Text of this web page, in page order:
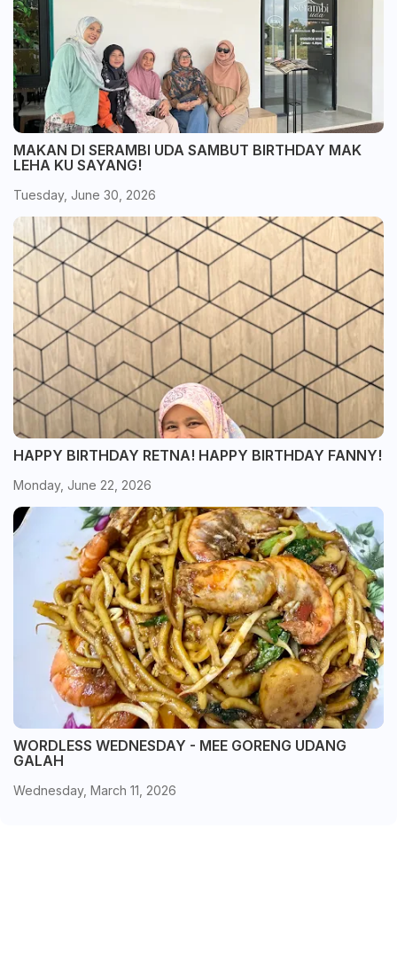
MAKAN DI SERAMBI UDA SAMBUT BIRTHDAY MAK
LEHA KU SAYANG!
Tuesday, June 30, 2026
HAPPY BIRTHDAY RETNA! HAPPY BIRTHDAY FANNY!
Monday, June 22, 2026
WORDLESS WEDNESDAY - MEE GORENG UDANG
GALAH
Wednesday, March 11, 2026